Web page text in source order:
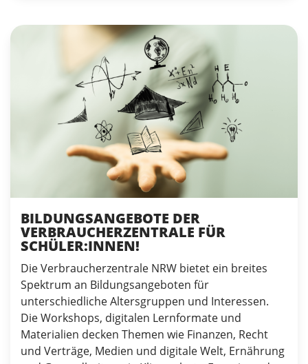
BILDUNGSANGEBOTE DER
VERBRAUCHERZENTRALE FÜR
SCHÜLER:INNEN!
Die Verbraucherzentrale NRW bietet ein breites
Spektrum an Bildungsangeboten für
unterschiedliche Altersgruppen und Interessen.
Die Workshops, digitalen Lernformate und
Materialien decken Themen wie Finanzen, Recht
und Verträge, Medien und digitale Welt, Ernährung